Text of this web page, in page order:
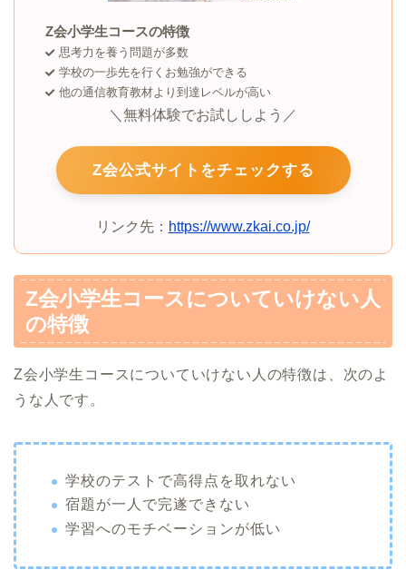
Z会小学生コースの特徴
思考力を養う問題が多数
学校の一歩先を行くお勉強ができる
他の通信教育教材より到達レベルが高い
＼無料体験でお試ししよう／
Z会公式サイトをチェックする
リンク先： https://www.zkai.co.jp/
Z会小学生コースについていけない人
の特徴
Z会小学生コースについていけない人の特徴は、次のよ
うな人です。
学校のテストで高得点を取れない
宿題が一人で完遂できない
学習へのモチベーションが低い